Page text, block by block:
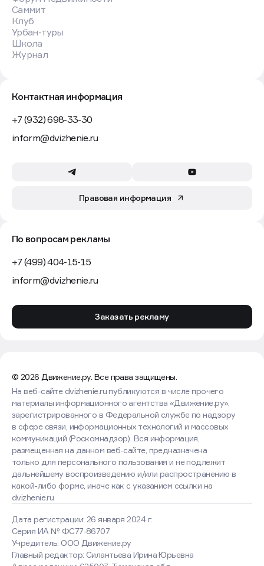
Саммит
Клуб
Урбан-туры
Школа
Журнал
Контактная информация
+7 (932) 698-33-30
inform@dvizhenie.ru
Правовая информация
По вопросам рекламы
+7 (499) 404-15-15
inform@dvizhenie.ru
Заказать рекламу
© 2026 Движение.ру. Все права защищены.
Дата регистрации: 26 января 2024 г.
Серия ИА № ФС77-86707
Учредитель: ООО Движение.ру
Главный редактор: Силантьева Ирина Юрьевна
На веб-сайте dvizhenie.ru публикуются в числе прочего
материалы информационного агентства «Движение.ру»,
зарегистрированного в Федеральной службе по надзору
в сфере связи, информационных технологий и массовых
коммуникаций (Роскомнадзор). Вся информация,
размещенная на данном веб-сайте, предназначена
только для персонального пользования и не подлежит
дальнейшему воспроизведению и/или распространению в
какой-либо форме, иначе как с указанием ссылки на
dvizhenie.ru